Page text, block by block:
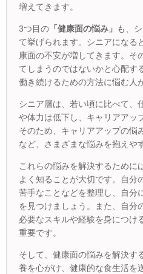
増えてきます。
3つ目の 「健康面の悩み」 も、
て挙げられます。シニアになる
康面の不安が増してきます。そ
てしまうのではないかと心配す
働き続けるための方法に悩む人
シニア層は、若い頃に比べて、
や体力は低下し、キャリアアッ
そのため、キャリアアップの悩
など、さまざまな悩みを抱えや
これらの悩みを解決するために
よく知ることが大切です。自分
苦手なことなどを整理し、自分
を見つけましょう。また、自分
必要なスキルや経験を身につけ
重要です。
そして、健康面の悩みを解決す
養を心がけ、健康的な食生活を